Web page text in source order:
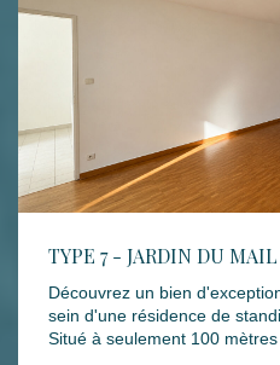
sous-sol complète ce bien. Un bien idéal pour un premier
achat, un pied-à-terre ou un
TYPE 7 - JARDIN DU MAIL
Découvrez un bien
sein d'une résidence de
Situé à seulement 100 mètres